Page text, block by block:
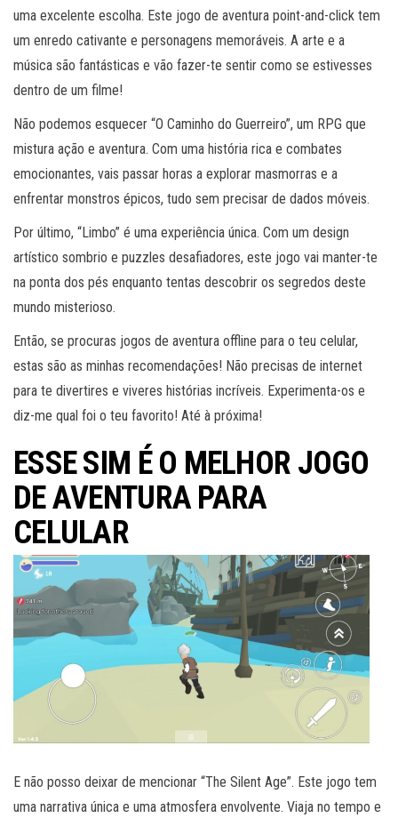
uma excelente escolha. Este jogo de aventura point-and-click tem
um enredo cativante e personagens memoráveis. A arte e a
música são fantásticas e vão fazer-te sentir como se estivesses
dentro de um filme!
Não podemos esquecer “O Caminho do Guerreiro”, um RPG que
mistura ação e aventura. Com uma história rica e combates
emocionantes, vais passar horas a explorar masmorras e a
enfrentar monstros épicos, tudo sem precisar de dados móveis.
Por último, “Limbo” é uma experiência única. Com um design
artístico sombrio e puzzles desafiadores, este jogo vai manter-te
na ponta dos pés enquanto tentas descobrir os segredos deste
mundo misterioso.
Então, se procuras jogos de aventura offline para o teu celular,
estas são as minhas recomendações! Não precisas de internet
para te divertires e viveres histórias incríveis. Experimenta-os e
diz-me qual foi o teu favorito! Até à próxima!
ESSE SIM É O MELHOR JOGO
DE AVENTURA PARA
CELULAR
E não posso deixar de mencionar “The Silent Age”. Este jogo tem
uma narrativa única e uma atmosfera envolvente. Viaja no tempo e